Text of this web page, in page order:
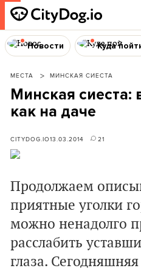
Новости Куда
МЕСТА МИНСКАЯ СИЕСТА
Минская сиеста:
как на даче
CITYDOG.IO13.03.2014 21
Продолжаем
приятные уголки
можно ненадолго
расслабить
глаза.